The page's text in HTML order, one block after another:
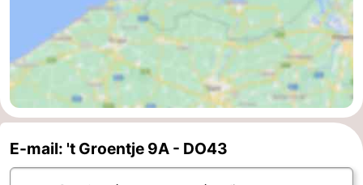
Médicales
Région
Zeeland
Schouwen-
Duiveland
-
E-mail: 't Groentje 9A - DO43